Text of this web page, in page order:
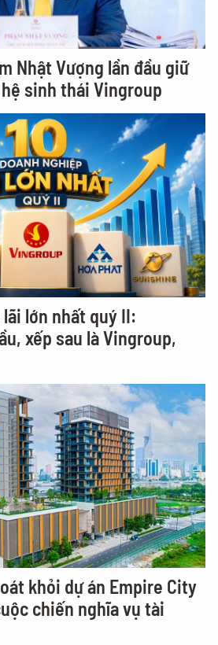
Nhật Vượng lần đầu giữ
sinh thái Vingroup
lớn nhất quý II:
xếp sau là Vingroup,
khỏi dự án Empire City
chiến nghĩa vụ tài